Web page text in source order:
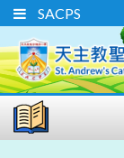
SACPS